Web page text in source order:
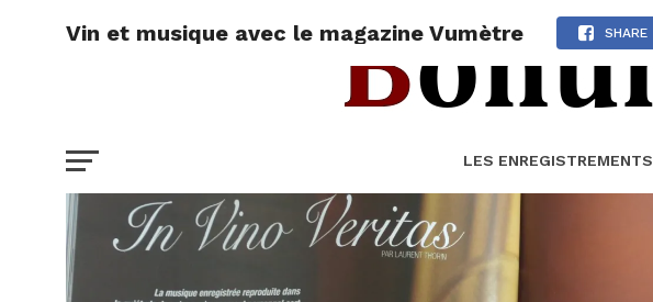
LES ENREGISTREMENTS
Vin et musique avec le magazine Vumètre SHARE